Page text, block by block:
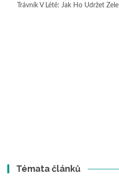
Trávník V Létě: Jak Ho Udržet
Témata článků